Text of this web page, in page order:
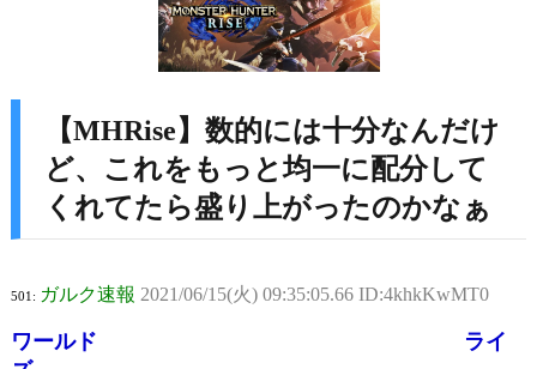
【MHRise】数的には十分なんだけ
ど、これをもっと均一に配分して
くれてたら盛り上がったのかなぁ
501: ガルク速報 2021/06/15(火) 09:35:05.66 ID:4khkKwMT0
ワールド ライ